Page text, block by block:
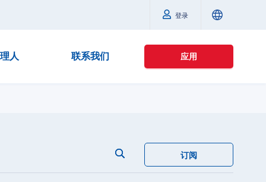
登录
人 联系我们 应用
订阅